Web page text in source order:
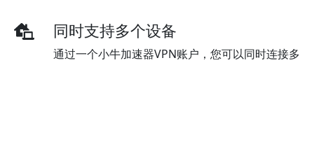
同时支持多个设备
通过一个小牛加速器VPN账户，您可以同时连接多